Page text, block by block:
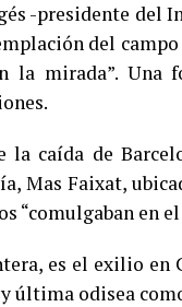
-presidente
del
la mirada”. Una
caída de
Mas Faixat,
“comulgaban en
es el exilio en
última odisea